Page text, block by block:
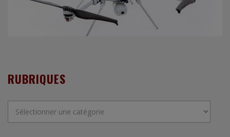
RUBRIQUES